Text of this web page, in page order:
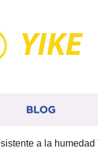
YIKE
BLOG
a la